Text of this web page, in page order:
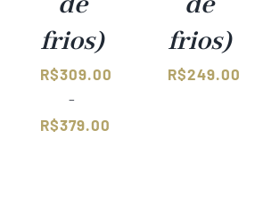
frios)
R$309.00
–
R$379.00
frios)
R$249.00